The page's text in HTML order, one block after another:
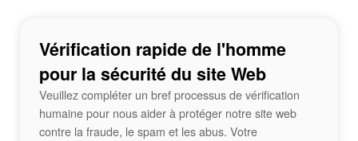
Vérification rapide de l'homme
pour la sécurité du site Web
Veuillez compléter un bref processus de vérification
humaine pour nous aider à protéger notre site web
contre la fraude, le spam et les abus. Votre